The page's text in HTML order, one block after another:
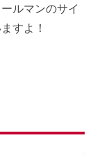
ルマンのサイ
すよ！